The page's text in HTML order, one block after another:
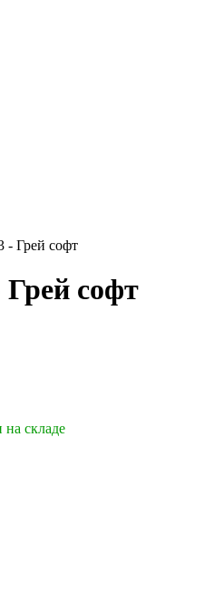
- Грей софт
софт
на складе